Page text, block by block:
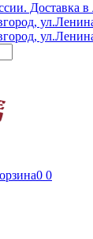
Доставка
0 0